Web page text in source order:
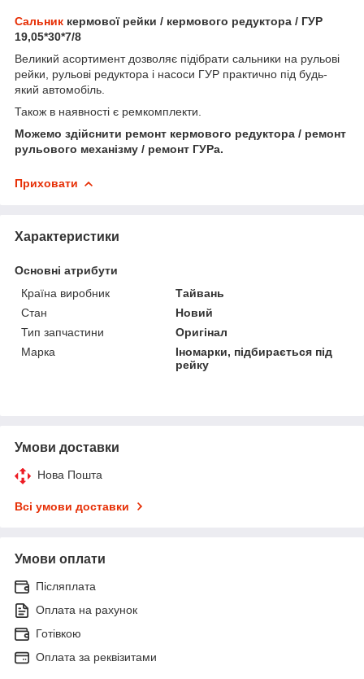
Сальник кермової рейки / кермового редуктора / ГУР
19,05*30*7/8
Великий асортимент дозволяє підібрати сальники на рульові
рейки, рульові редуктора і насоси ГУР практично під будь-
який автомобіль.
Також в наявності є ремкомплекти.
Можемо здійснити ремонт кермового редуктора / ремонт
рульового механізму / ремонт ГУРа.
Приховати
Характеристики
Основні атрибути
Країна виробник
Тайвань
Стан
Новий
Тип запчастини
Оригінал
Марка
Іномарки, підбирається під
рейку
Умови доставки
Нова Пошта
Всі умови доставки
Умови оплати
Післяплата
Оплата на рахунок
Готівкою
Оплата за реквізитами